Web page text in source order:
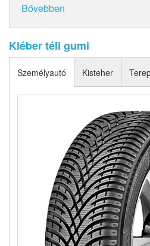
Bővebben
Kléber téli gumi
Személyautó Kisteher